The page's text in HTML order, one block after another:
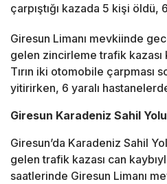
çarpıştığı kazada 5 kişi öldü,
Giresun Limanı mevkiinde
gelen zincirleme trafik kazası
Tırın iki otomobile çarpması
yitirirken, 6 yaralı
Giresun Karadeniz Sahil
Giresun’da Karadeniz Sahil
gelen trafik kazası can
saatlerinde Giresun Limanı